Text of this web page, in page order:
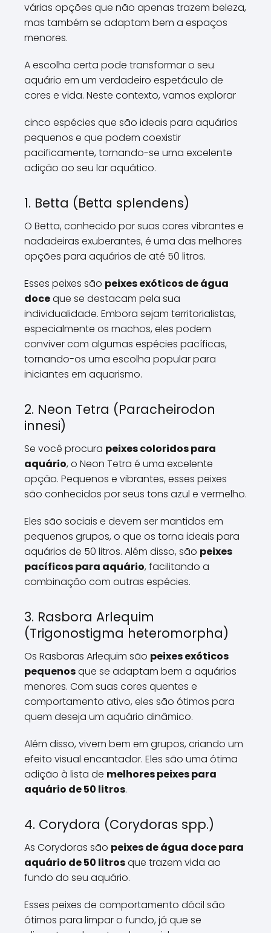
várias opções que não apenas trazem beleza,
mas também se adaptam bem a espaços
menores.
A escolha certa pode transformar o seu
aquário em um verdadeiro espetáculo de
cores e vida. Neste contexto, vamos explorar
cinco espécies que são ideais para aquários
pequenos e que podem coexistir
pacificamente, tornando-se uma excelente
adição ao seu lar aquático.
1. Betta (Betta splendens)
O Betta, conhecido por suas cores vibrantes e
nadadeiras exuberantes, é uma das melhores
opções para aquários de até 50 litros.
Esses peixes são peixes exóticos de água
doceque se destacam pela sua
individualidade. Embora sejam territorialistas,
especialmente os machos, eles podem
conviver com algumas espécies pacíficas,
tornando-os uma escolha popular para
iniciantes em aquarismo.
2. Neon Tetra (Paracheirodon
innesi)
Se você procura peixes coloridos para
aquário, o Neon Tetra é uma excelente
opção. Pequenos e vibrantes, esses peixes
são conhecidos por seus tons azul e vermelho.
Eles são sociais e devem ser mantidos em
pequenos grupos, o que os torna ideais para
aquários de 50 litros. Além disso, são peixes
pacíficos para aquário, facilitando a
combinação com outras espécies.
3. Rasbora Arlequim
(Trigonostigma heteromorpha)
Os Rasboras Arlequim são peixes exóticos
pequenosque se adaptam bem a aquários
menores. Com suas cores quentes e
comportamento ativo, eles são ótimos para
quem deseja um aquário dinâmico.
Além disso, vivem bem em grupos, criando um
efeito visual encantador. Eles são uma ótima
adição à lista de melhores peixes para
aquário de 50 litros.
4. Corydora (Corydoras spp.)
As Corydoras são peixes de água doce para
aquário de 50 litrosque trazem vida ao
fundo do seu aquário.
Esses peixes de comportamento dócil são
ótimos para limpar o fundo, já que se